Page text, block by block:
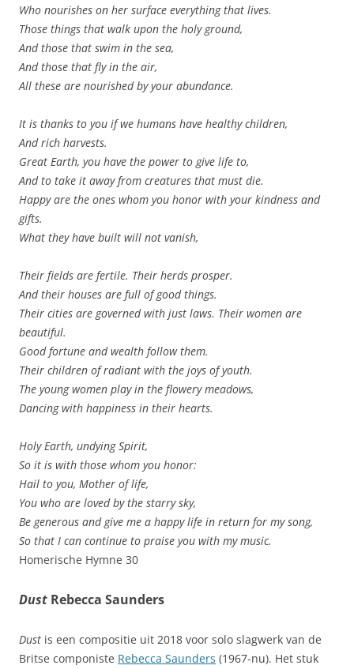
Who nourishes on her surface everything that lives.
Those things that walk upon the holy ground,
And those that swim in the sea,
And those that fly in the air,
All these are nourished by your abundance.
It is thanks to you if we humans have healthy children,
And rich harvests.
Great Earth, you have the power to give life to,
And to take it away from creatures that must die.
Happy are the ones whom you honor with your kindness and
gifts.
What they have built will not vanish,
Their fields are fertile. Their herds prosper.
And their houses are full of good things.
Their cities are governed with just laws. Their women are
beautiful.
Good fortune and wealth follow them.
Their children of radiant with the joys of youth.
The young women play in the flowery meadows,
Dancing with happiness in their hearts.
Holy Earth, undying Spirit,
So it is with those whom you honor:
Hail to you, Mother of life,
You who are loved by the starry sky,
Be generous and give me a happy life in return for my song,
So that I can continue to praise you with my music.
Homerische Hymne 30
Dust Rebecca Saunders
Dust is een compositie uit 2018 voor solo slagwerk van de
Britse componiste Rebecca Saunders (1967-nu). Het stuk